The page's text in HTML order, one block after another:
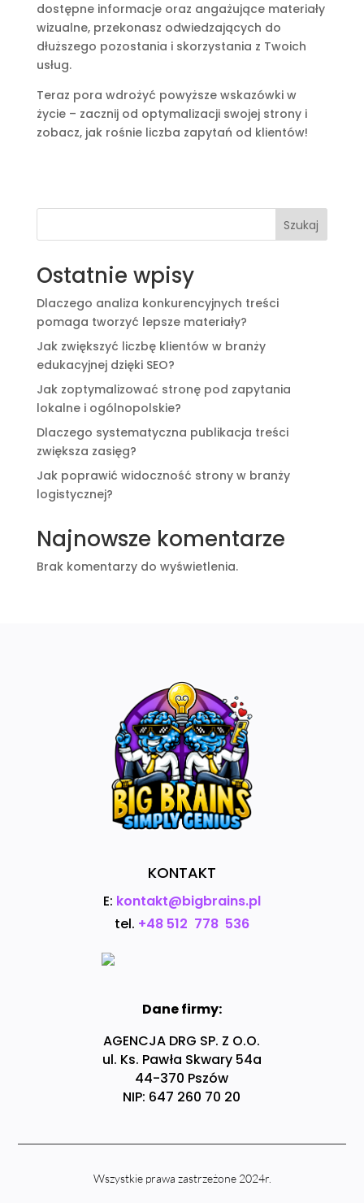
dostępne informacje oraz angażujące materiały
wizualne, przekonasz odwiedzających do
dłuższego pozostania i skorzystania z Twoich
usług.
Teraz pora wdrożyć powyższe wskazówki w
życie – zacznij od optymalizacji swojej strony i
zobacz, jak rośnie liczba zapytań od klientów!
Szukaj
Ostatnie wpisy
Dlaczego analiza konkurencyjnych treści
pomaga tworzyć lepsze materiały?
Jak zwiększyć liczbę klientów w branży
edukacyjnej dzięki SEO?
Jak zoptymalizować stronę pod zapytania
lokalne i ogólnopolskie?
Dlaczego systematyczna publikacja treści
zwiększa zasięg?
Jak poprawić widoczność strony w branży
logistycznej?
Najnowsze komentarze
Brak komentarzy do wyświetlenia.
KONTAKT
E: kontakt@bigbrains.pl
tel. +48 512 778 536
Dane firmy:
AGENCJA DRG SP. Z O.O.
ul. Ks. Pawła Skwary 54a
44-370 Pszów
NIP: 647 260 70 20
Wszystkie prawa zastrzeżone 2024r.